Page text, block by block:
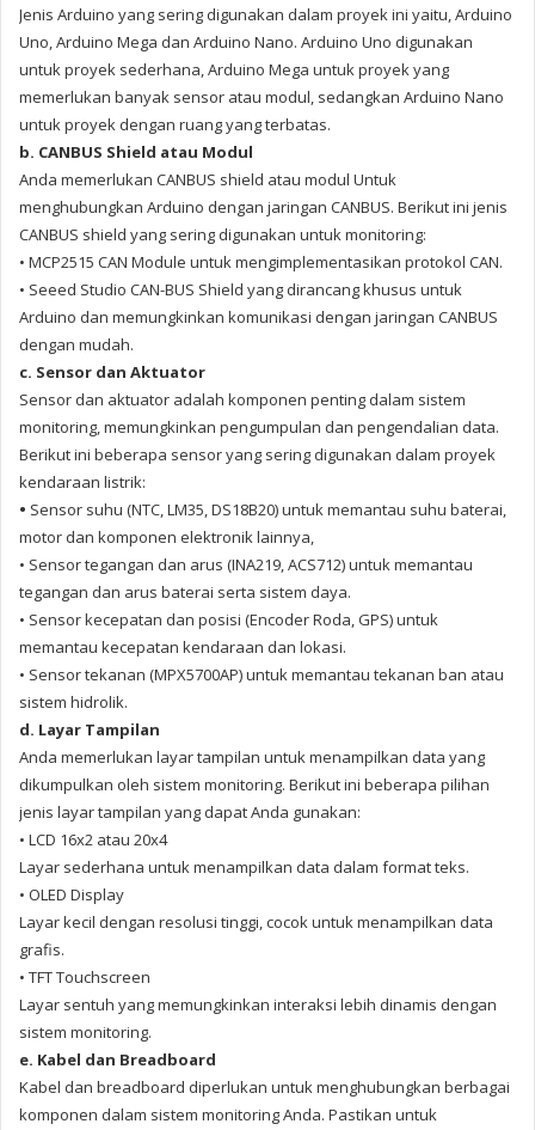
Jenis Arduino yang sering digunakan dalam proyek ini yaitu, Arduino
Uno, Arduino Mega dan Arduino Nano. Arduino Uno digunakan
untuk proyek sederhana, Arduino Mega untuk proyek yang
memerlukan banyak sensor atau modul, sedangkan Arduino Nano
untuk proyek dengan ruang yang terbatas.
b. CANBUS Shield atau Modul
Anda memerlukan CANBUS shield atau modul Untuk
menghubungkan Arduino dengan jaringan CANBUS. Berikut ini jenis
CANBUS shield yang sering digunakan untuk monitoring:
• MCP2515 CAN Module untuk mengimplementasikan protokol CAN.
• Seeed Studio CAN-BUS Shield yang dirancang khusus untuk
Arduino dan memungkinkan komunikasi dengan jaringan CANBUS
dengan mudah.
c. Sensor dan Aktuator
Sensor dan aktuator adalah komponen penting dalam sistem
monitoring, memungkinkan pengumpulan dan pengendalian data.
Berikut ini beberapa sensor yang sering digunakan dalam proyek
kendaraan listrik:
• Sensor suhu (NTC, LM35, DS18B20) untuk memantau suhu baterai,
motor dan komponen elektronik lainnya,
• Sensor tegangan dan arus (INA219, ACS712) untuk memantau
tegangan dan arus baterai serta sistem daya.
• Sensor kecepatan dan posisi (Encoder Roda, GPS) untuk
memantau kecepatan kendaraan dan lokasi.
• Sensor tekanan (MPX5700AP) untuk memantau tekanan ban atau
sistem hidrolik.
d. Layar Tampilan
Anda memerlukan layar tampilan untuk menampilkan data yang
dikumpulkan oleh sistem monitoring. Berikut ini beberapa pilihan
jenis layar tampilan yang dapat Anda gunakan:
• LCD 16x2 atau 20x4
Layar sederhana untuk menampilkan data dalam format teks.
• OLED Display
Layar kecil dengan resolusi tinggi, cocok untuk menampilkan data
grafis.
• TFT Touchscreen
Layar sentuh yang memungkinkan interaksi lebih dinamis dengan
sistem monitoring.
e. Kabel dan Breadboard
Kabel dan breadboard diperlukan untuk menghubungkan berbagai
komponen dalam sistem monitoring Anda. Pastikan untuk